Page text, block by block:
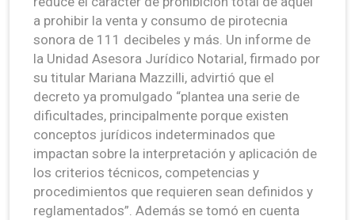
a prohibir la venta y consumo de pirotecnia
sonora de 111 decibeles y más. Un informe de
la Unidad Asesora Jurídico Notarial, firmado por
su titular Mariana Mazzilli, advirtió que el
decreto ya promulgado “plantea una serie de
dificultades, principalmente porque existen
conceptos jurídicos indeterminados que
impactan sobre la interpretación y aplicación de
los criterios técnicos, competencias y
procedimientos que requieren sean definidos y
reglamentados”. Además se tomó en cuenta